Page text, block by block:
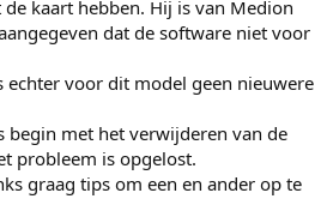
kaart hebben. Hij is van Medion
dat de software niet voor
echter voor dit model geen nieuwere
begin met het verwijderen van de
probleem is opgelost.
graag tips om een en ander op te